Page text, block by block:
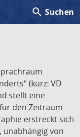
search Suchen
(kurz: VD
stellt eine
den Zeitraum
erstreckt sich
unabhängig von